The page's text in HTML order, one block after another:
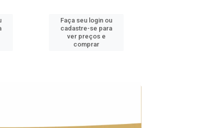
Faça seu login ou
cadastre-se para
ver preços e
comprar